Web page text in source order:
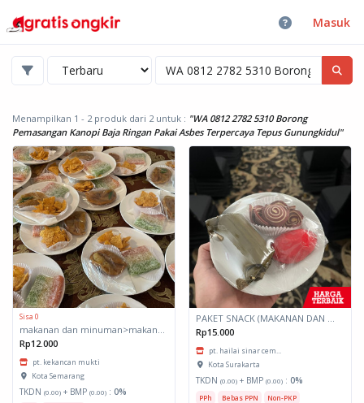
Masuk
Menampilkan 1 - 2 produk dari 2 untuk : "WA 0812 2782 5310 Borong
Pemasangan Kanopi Baja Ringan Pakai Asbes Terpercaya Tepus Gunungkidul"
Sisa 0
Rp12.000
pt. kekancan mukti
Kota Semarang
TKDN (0.00) + BMP (0.00) : 0%
Rp15.000
pt. hailai sinar cem...
Kota Surakarta
TKDN (0.00) + BMP (0.00) : 0%
PPh Bebas PPN Non-PKP